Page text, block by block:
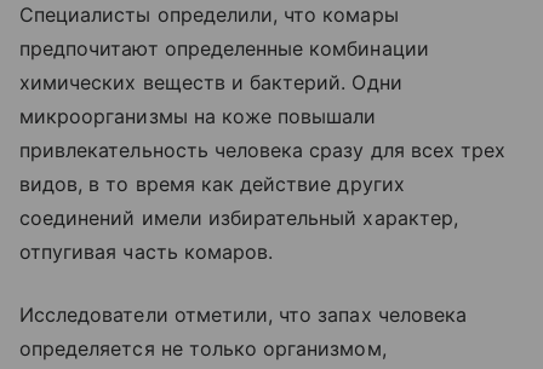
Специалисты определили, что комары
предпочитают определенные комбинации
химических веществ и бактерий. Одни
микроорганизмы на коже повышали
привлекательность человека сразу для всех трех
видов, в то время как действие других
соединений имели избирательный характер,
отпугивая часть комаров.
Исследователи отметили, что запах человека
определяется не только организмом,